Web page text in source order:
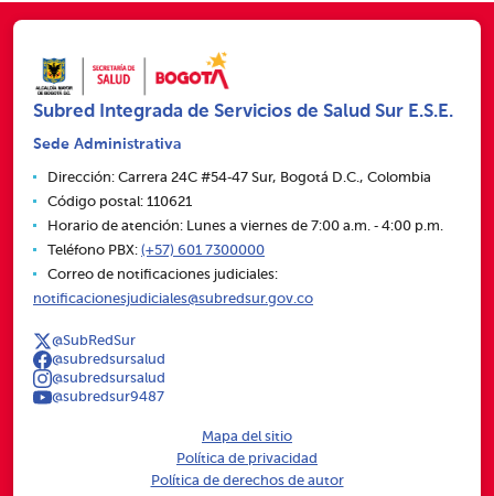
Subred Integrada de Servicios de Salud Sur E.S.E.
Sede Administrativa
Dirección: Carrera 24C #54‑47 Sur, Bogotá D.C., Colombia
Código postal: 110621
Horario de atención: Lunes a viernes de 7:00 a.m. ‑ 4:00 p.m.
Teléfono PBX: (+57) 601 7300000
Correo de notificaciones judiciales:
notificacionesjudiciales@subredsur.gov.co
@SubRedSur
@subredsursalud
@subredsursalud
@subredsur9487
Mapa del sitio
Política de privacidad
Política de derechos de autor